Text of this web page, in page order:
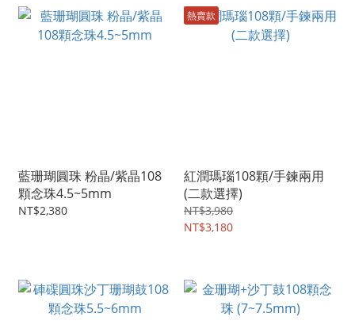
藍珊瑚圓珠 粉晶/紫晶108
顆念珠4.5~5mm
NT$2,380
熱賣款
紅潤瑪瑙108顆/手鍊兩用
(二款選擇)
NT$3,980
NT$3,180